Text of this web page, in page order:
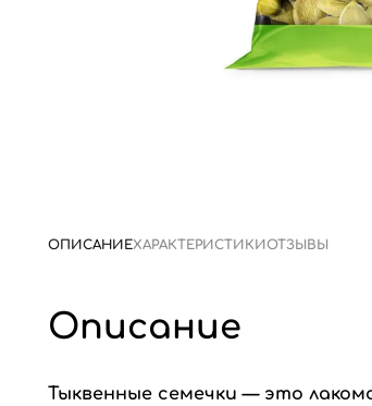
ОПИСАНИЕХАРАКТЕРИСТИКИ ОТЗЫВЫ
Описание
Тыквенные семечки — это